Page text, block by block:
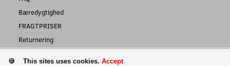
Bæredygtighed
FRAGTPRISER
Returnering
This sites uses cookies. Accept